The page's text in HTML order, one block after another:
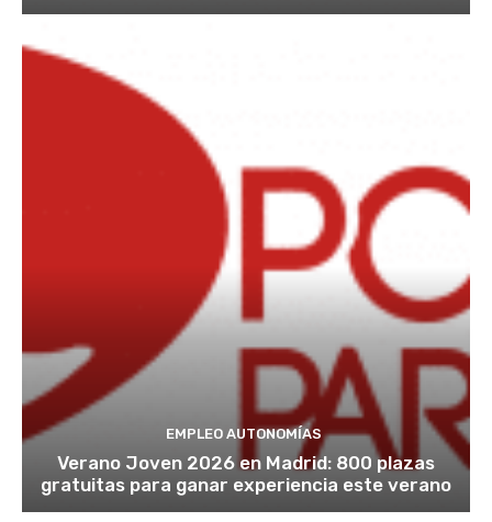
EMPLEO AUTONOMÍAS
Verano Joven 2026 en Madrid: 800 plazas
gratuitas para ganar experiencia este verano